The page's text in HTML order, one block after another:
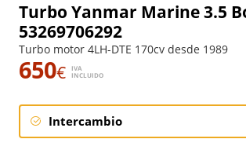
Turbo Yanmar Marine 3.5
53269706292
Turbo motor 4LH-DTE 170cv desde 1989
650€
IVA
INCLUIDO
Intercambio